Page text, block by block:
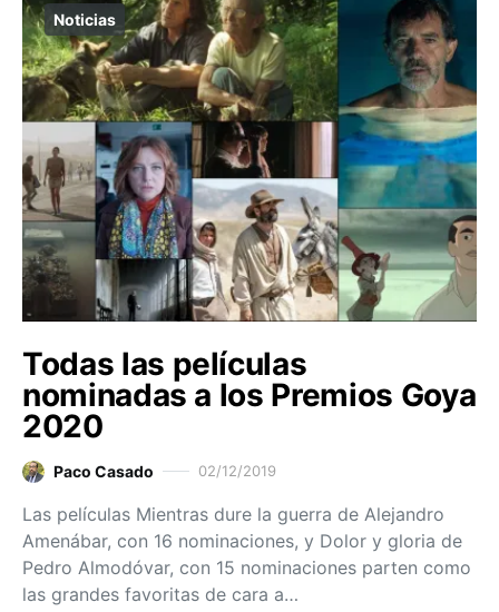
Noticias
Todas las películas
nominadas a los Premios Goya
2020
Paco Casado 02/12/2019
Las películas Mientras dure la guerra de Alejandro
Amenábar, con 16 nominaciones, y Dolor y gloria de
Pedro Almodóvar, con 15 nominaciones parten como
las grandes favoritas de cara a…